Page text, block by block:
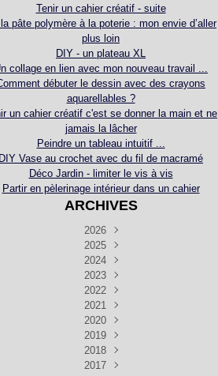
Tenir un cahier créatif - suite
la pâte polymère à la poterie : mon envie d’aller
plus loin
DIY - un plateau XL
collage en lien avec mon nouveau travail ...
débuter le dessin avec des crayons
aquarellables ?
un cahier créatif c'est se donner la main et ne
jamais la lâcher
Peindre un tableau intuitif ...
DIY Vase au crochet avec du fil de macramé
Déco Jardin - limiter le vis à vis
Partir en pèlerinage intérieur dans un cahier
ARCHIVES
2026
Juillet(5)
Juin
(4)
Mai
(3)
Avril
(3)
Mars
(3)
Janvier(1)
2025
Décembre
Novembre
Octobre
Septembre
Août
(1)
Juillet(2)
Juin
(1)
Mai
(1)
2024
Décembre
Novembre
Octobre
Septembre
Août
(2)
Juillet(4)
Juin
(4)
2023
Décembre
Novembre
Octobre
Septembre
Août
(2)
Juillet(1)
2022
Décembre
Novembre
Octobre
Septembre
Août
(4)
2021
Décembre
Novembre
Septembre
Août
(2)
2020
Décembre
Novembre
Octobre
2019
Décembre
Novembre
2018
Décembre
2017